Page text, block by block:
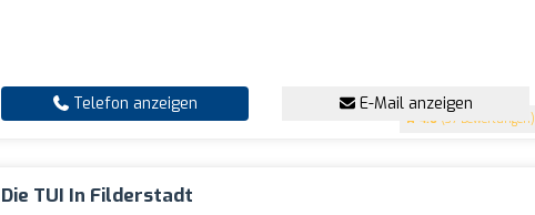
4.6 (37 Bewertungen)
Telefon anzeigen E-Mail anzeigen
Die TUI In Filderstadt